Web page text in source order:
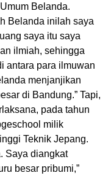
Belanda.
Belanda inilah saya
saya itu saya
ilmiah, sehingga
antara para ilmuwan
menjanjikan
di Bandung.” Tapi,
pada tahun
milik
Teknik Jepang.
Saya diangkat
besar pribumi,”